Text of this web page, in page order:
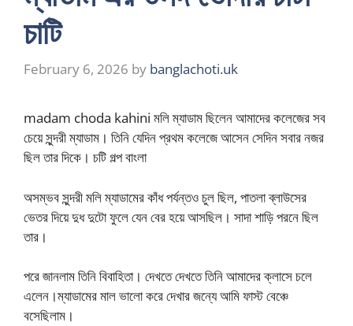
চাটি
February 6, 2026 by banglachoti.uk
madam choda kahini মলি ম্যাডাম ছিলেন আমাদের কলেজের সব
চেয়ে সুন্দরী ম্যাডাম। তিনি যেদিন প্রথম কলেজে আসেন সেদিন সবার নজর
ছিল তার দিকে। চটি গল্প বাংলা
অসম্ভব সুন্দরী মলি ম্যাডামের কাঁধ পর্যন্তও চুল ছিল, পাতলা ব্লাউসের
ভেতর দিয়ে দুধ দুটো ফুলে যেন বের হয়ে আসছিল। সাদা শাড়ি পরনে ছিল
তার।
পরে জানলাম তিনি বিবাহিতা। দেখতে দেখতে তিনি আমাদের ক্লাসে চলে
এলেন।ম্যাডামের মাল ভালো করে দেখার জন্যে আমি ফাস্ট বেঞ্চে
বসেছিলাম।